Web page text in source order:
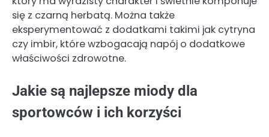
się z czarną herbatą. Można także
eksperymentować z dodatkami takimi jak cytryna
czy imbir, które wzbogacają napój o dodatkowe
właściwości zdrowotne.
Jakie są najlepsze miody dla
sportowców i ich korzyści